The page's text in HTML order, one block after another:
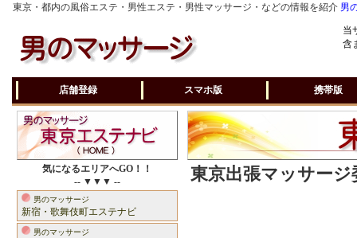
東京・都内の風俗エステ・男性エステ・男性マッサージ・などの情報を紹介 男
当
含
店舗登録 スマホ版 携帯版
気になるエリアへGO！！
-- ▼▼▼ --
男のマッサージ
新宿・歌舞伎町エステナビ
男のマッサージ
東京出張マッサー